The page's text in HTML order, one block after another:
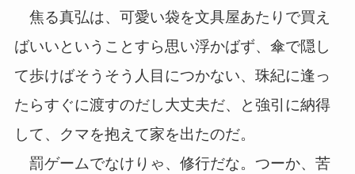
焦る真弘は、可愛い袋を文具屋あたりで買え
ばいいということすら思い浮かばず、傘で隠し
て歩けばそうそう人目につかない、珠紀に逢っ
たらすぐに渡すのだし大丈夫だ、と強引に納得
して、クマを抱えて家を出たのだ。
罰ゲームでなけりゃ、修行だな。つーか、苦